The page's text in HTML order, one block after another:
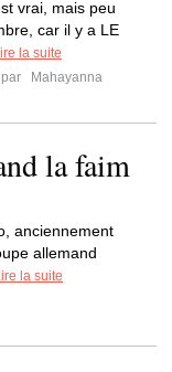
vrai, mais peu
car il y a LE
la suite
Mahayanna
la faim
anciennement
allemand
la suite